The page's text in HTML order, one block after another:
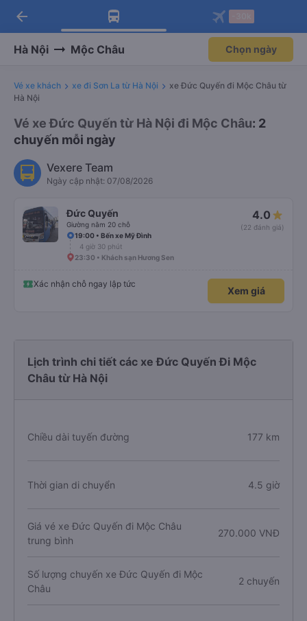
Tải app Vexere ngay!
Nhận ưu đãi thành viên độc
Mở app
Tải app Vexere
-30k/ghế khi đặt vé máy bay qua
Mở app
arrow_back
Hà Nội Mộc Châu Chọn ngày
Vé xe khách xe đi Sơn La từ Hà Nội
xe Đức Quyến đi Mộc Châu từ
Hà Nội
Vé xe Đức Quyến từ Hà Nội đi Mộc Châu: 2
chuyến mỗi ngày
Vexere Team
Ngày cập nhật: 07/08/2026
Đức Quyến
Giường nằm 20 chỗ
4.0
(22 đánh giá)
19:00 • Bến xe Mỹ Đình
4 giờ 30 phút
23:30 • Khách sạn Hương Sen
Xác nhận chỗ ngay lập tức
Xem giá
Lịch trình chi tiết các xe Đức Quyến Đi Mộc
Châu từ Hà Nội
Chiều dài tuyến đường 177 km
Thời gian di chuyển 4.5 giờ
Giá vé xe Đức Quyến đi Mộc Châu
trung bình
270.000 VNĐ
Số lượng chuyến xe Đức Quyến đi Mộc
Châu
2 chuyến